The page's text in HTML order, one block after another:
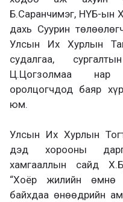
Б.Саранчимэг, НҮБ-ын
дахь Суурин
Улсын Их Хурлын
судалгаа,
Ц.Цогзолмаа нар
оролцогчдод баяр
юм.
Улсын Их Хурлын
дэд хорооны
хамгааллын сайд
“Хоёр жилийн өмнө
байхдаа өнөөдрийн